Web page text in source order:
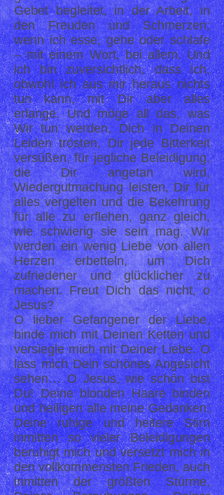
Gebet begleitet, in der Arbeit, in
den Freuden und Schmerzen;
wenn ich esse, gehe oder schlafe
– mit einem Wort, bei allem. Und
ich bin zuversichtlich, dass ich,
obwohl ich aus mir heraus nichts
tun kann, mit Dir aber alles
erlange. Und möge all das, was
Wir tun werden, Dich in Deinen
Leiden trösten, Dir jede Bitterkeit
versüßen, für jegliche Beleidigung,
die Dir angetan wird,
Wiedergutmachung leisten, Dir für
alles vergelten und die Bekehrung
für alle zu erflehen, ganz gleich,
wie schwierig sie sein mag. Wir
werden ein wenig Liebe von allen
Herzen erbetteln, um Dich
zufriedener und glücklicher zu
machen. Freut Dich das nicht, o
Jesus?
O lieber Gefangener der Liebe,
binde mich mit Deinen Ketten und
versiegle mich mit Deiner Liebe. O
lass mich Dein schönes Angesicht
sehen… O Jesus, wie schön bist
Du! Deine blonden Haare binden
und heiligen alle meine Gedanken;
Deine ruhige und heitere Stirn
inmitten so vieler Beleidigungen
beruhigt mich und versetzt mich in
den vollkommensten Frieden, auch
inmitten der größten Stürme,